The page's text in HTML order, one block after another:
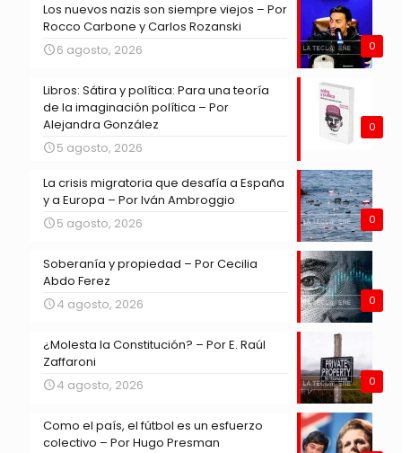
0
Los nuevos nazis son siempre viejos – Por
Rocco Carbone y Carlos Rozanski
6 agosto, 2026
0
Libros: Sátira y política: Para una teoría
de la imaginación política – Por
Alejandra González
5 agosto, 2026
0
La crisis migratoria que desafía a España
y a Europa – Por Iván Ambroggio
5 agosto, 2026
0
Soberanía y propiedad – Por Cecilia
Abdo Ferez
4 agosto, 2026
0
¿Molesta la Constitución? – Por E. Raúl
Zaffaroni
4 agosto, 2026
Como el país, el fútbol es un esfuerzo
colectivo – Por Hugo Presman